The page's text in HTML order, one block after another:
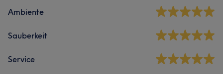
Ambiente
Sauberkeit
Service